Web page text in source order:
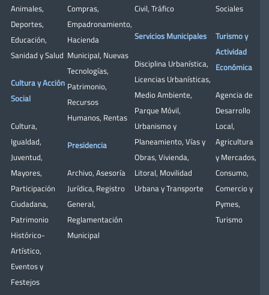
Animales,
Deportes,
Educación,
Sanidad y Salud
Cultura y Acción
Social
Cultura,
Igualdad,
Juventud,
Mayores,
Participación
Ciudadana,
Patrimonio
Histórico-
Artístico,
Eventos y
Festejos
Compras,
Empadronamiento,
Hacienda
Municipal, Nuevas
Tecnologías,
Patrimonio,
Recursos
Humanos, Rentas
Presidencia
Archivo, Asesoría
Jurídica, Registro
General,
Reglamentación
Municipal
Civil, Tráfico
Servicios Municipales
Disciplina Urbanística,
Licencias Urbanísticas,
Medio Ambiente,
Parque Móvil,
Urbanismo y
Planeamiento, Vías y
Obras, Vivienda,
Litoral, Movilidad
Urbana y Transporte
Sociales
Turismo y
Actividad
Económica
Agencia de
Desarrollo
Local,
Agricultura
y Mercados,
Consumo,
Comercio y
Pymes,
Turismo